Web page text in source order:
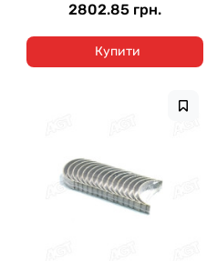
2802.85 грн.
Купити